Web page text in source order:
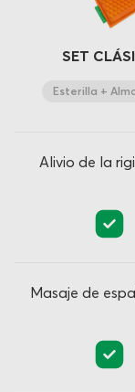
SET
Esterilla +
Alivio de la
Masaje de